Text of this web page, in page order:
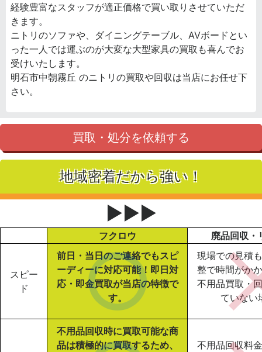
経験豊富なスタッフが適正価格で買い取りさせていただ
きます。
ニトリのソファや、ダイニングテーブル、AVボードとい
った一人では運ぶのが大変な大型家具の買取も喜んでお
受けいたします。
明石市中朝霧丘 のニトリの買取や回収は当店にお任せ下
さい。
買取・処分を依頼する
地域密着だから強い！
▶▶▶
フクロウ 廃品回収・
スピー
ド
前日・当日のご連絡でもスピ
ーディーに対応可能！即日対
応・即金買取が当店の特徴で
す。
現場での見積
整で時間がか
不用品買取・
ていない
不用品回収時に買取可能な商
品は積極的に買取するため、
不用品回収料